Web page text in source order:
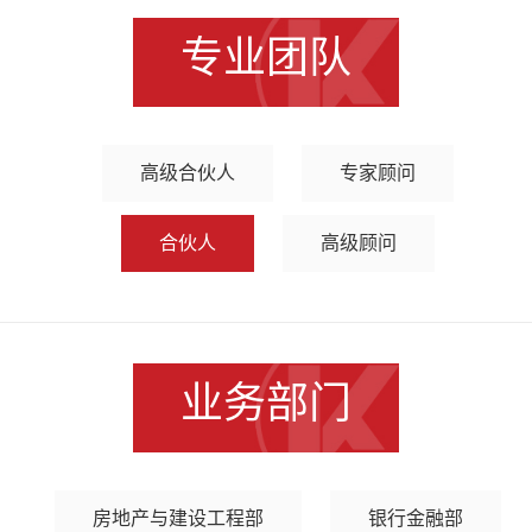
专业团队
高级合伙人 专家顾问
合伙人 高级顾问
业务部门
房地产与建设工程部 银行金融部